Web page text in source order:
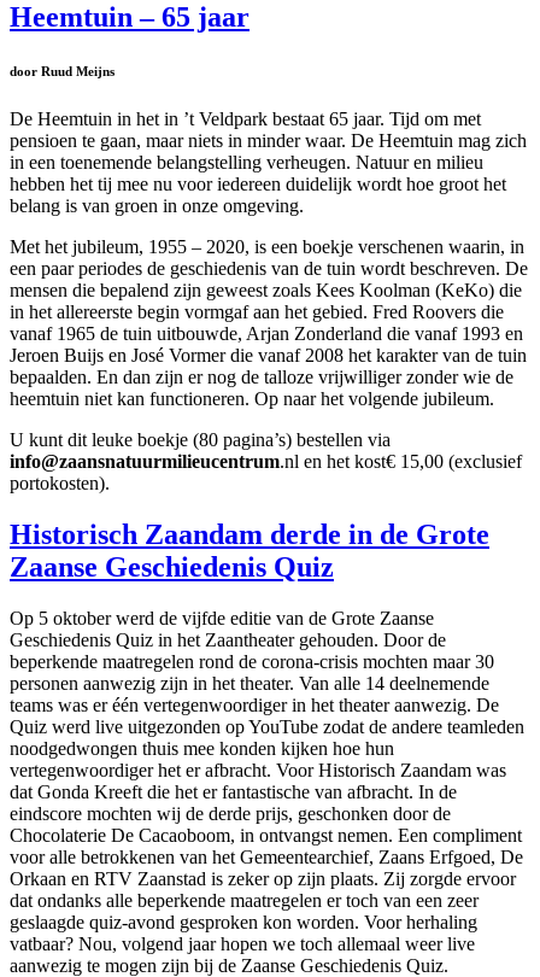
Heemtuin – 65 jaar
door Ruud Meijns
De Heemtuin in het in ’t Veldpark bestaat 65 jaar. Tijd om met
pensioen te gaan, maar niets in minder waar. De Heemtuin mag zich
in een toenemende belangstelling verheugen. Natuur en milieu
hebben het tij mee nu voor iedereen duidelijk wordt hoe groot het
belang is van groen in onze omgeving.
Met het jubileum, 1955 – 2020, is een boekje verschenen waarin, in
een paar periodes de geschiedenis van de tuin wordt beschreven. De
mensen die bepalend zijn geweest zoals Kees Koolman (KeKo) die
in het allereerste begin vormgaf aan het gebied. Fred Roovers die
vanaf 1965 de tuin uitbouwde, Arjan Zonderland die vanaf 1993 en
Jeroen Buijs en José Vormer die vanaf 2008 het karakter van de tuin
bepaalden. En dan zijn er nog de talloze vrijwilliger zonder wie de
heemtuin niet kan functioneren. Op naar het volgende jubileum.
U kunt dit leuke boekje (80 pagina’s) bestellen via
info@zaansnatuurmilieucentrum.nl en het kost€ 15,00 (exclusief
portokosten).
Historisch Zaandam derde in de Grote
Zaanse Geschiedenis Quiz
Op 5 oktober werd de vijfde editie van de Grote Zaanse
Geschiedenis Quiz in het Zaantheater gehouden. Door de
beperkende maatregelen rond de corona-crisis mochten maar 30
personen aanwezig zijn in het theater. Van alle 14 deelnemende
teams was er één vertegenwoordiger in het theater aanwezig. De
Quiz werd live uitgezonden op YouTube zodat de andere teamleden
noodgedwongen thuis mee konden kijken hoe hun
vertegenwoordiger het er afbracht. Voor Historisch Zaandam was
dat Gonda Kreeft die het er fantastische van afbracht. In de
eindscore mochten wij de derde prijs, geschonken door de
Chocolaterie De Cacaoboom, in ontvangst nemen. Een compliment
voor alle betrokkenen van het Gemeentearchief, Zaans Erfgoed, De
Orkaan en RTV Zaanstad is zeker op zijn plaats. Zij zorgde ervoor
dat ondanks alle beperkende maatregelen er toch van een zeer
geslaagde quiz-avond gesproken kon worden. Voor herhaling
vatbaar? Nou, volgend jaar hopen we toch allemaal weer live
aanwezig te mogen zijn bij de Zaanse Geschiedenis Quiz.